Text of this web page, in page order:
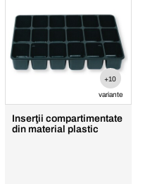
+10
variante
Inserţii compartimentate
din material plastic